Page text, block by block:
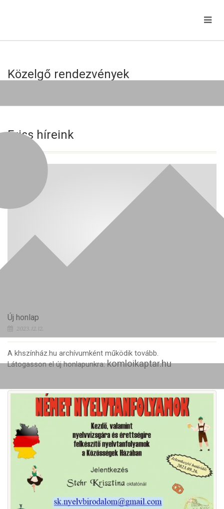
Közelgő rendezvények
Friss híreink
Új honlap
2023.12.12.
A khszínház.hu archívumként működik tovább.
Látogasson el új honlapunkra:komloikaptar.hu